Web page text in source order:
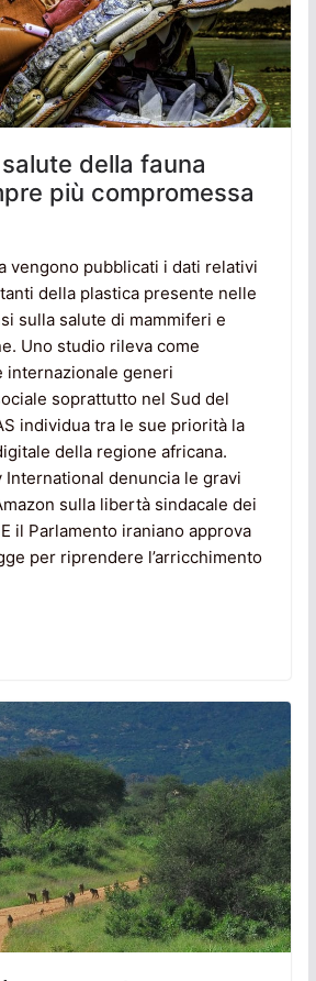
della fauna
più compromessa
vengono pubblicati i dati relativi
della plastica presente nelle
sulla salute di mammiferi e
Uno studio rileva come
internazionale generi
soprattutto nel Sud del
individua tra le sue priorità la
della regione africana.
International denuncia le gravi
sulla libertà sindacale dei
il Parlamento iraniano approva
per riprendere l’arricchimento